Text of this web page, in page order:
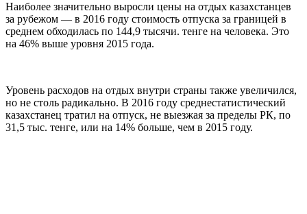
Наиболее значительно выросли цены на отдых казахстанцев
за рубежом — в 2016 году стоимость отпуска за границей в
среднем обходилась по 144,9 тысячи. тенге на человека. Это
на 46% выше уровня 2015 года.
Уровень расходов на отдых внутри страны также увеличился,
но не столь радикально. В 2016 году среднестатистический
казахстанец тратил на отпуск, не выезжая за пределы РК, по
31,5 тыс. тенге, или на 14% больше, чем в 2015 году.